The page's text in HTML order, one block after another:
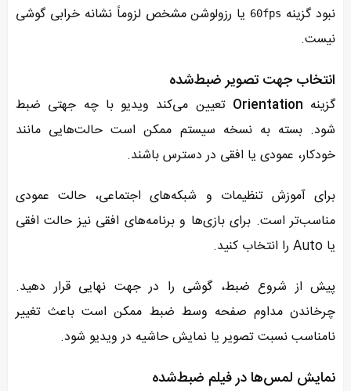
نبود گزینه 60fps یا رزولوشن مشخص لزوماً نشانه خرابی گوشی
نیست.
انتخاب جهت تصویر ضبط‌شده
گزینه Orientation تعیین می‌کند ویدیو با چه جهتی ضبط
شود. بسته به نسخه سیستم ممکن است حالت‌هایی مانند
خودکار، عمودی یا افقی در دسترس باشند.
برای آموزش تنظیمات و شبکه‌های اجتماعی، حالت عمودی
مناسب‌تر است. برای بازی‌ها و برنامه‌های افقی نیز حالت افقی
یا Auto را انتخاب کنید.
پیش از شروع ضبط، گوشی را در جهت نهایی قرار دهید.
چرخاندن مداوم صفحه وسط ضبط ممکن است باعث تغییر
نامناسب نسبت تصویر یا نمایش حاشیه در ویدیو شود.
نمایش لمس‌ها در فیلم ضبط‌شده